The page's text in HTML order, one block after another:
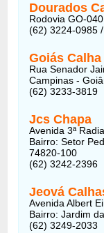
Dourados
Rodovia GO-
(62) 3224-0985
Goiás Calha
Rua Senador
Campinas -
(62) 3233-3819
Jcs Chapa
Avenida 3ª
Bairro: Setor
74820-100
(62) 3242-2396
Jeová
Avenida Albert
Bairro: Jardim
(62) 3249-2033